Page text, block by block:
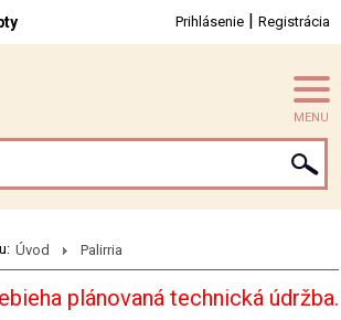
Prihlásenie | Registrácia
MENU
Úvod Palirria
plánovaná technická údržba.